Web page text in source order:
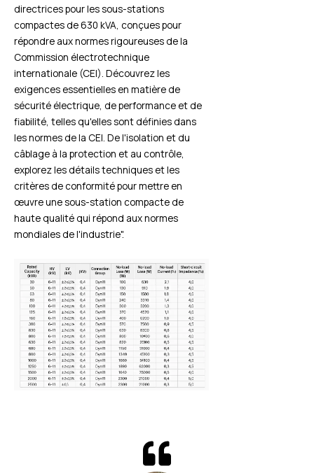
directrices pour les sous-stations
compactes de 630 kVA, conçues pour
répondre aux normes rigoureuses de la
Commission électrotechnique
internationale (CEI). Découvrez les
exigences essentielles en matière de
sécurité électrique, de performance et de
fiabilité, telles qu'elles sont définies dans
les normes de la CEI. De l'isolation et du
câblage à la protection et au contrôle,
explorez les détails techniques et les
critères de conformité pour mettre en
œuvre une sous-station compacte de
haute qualité qui répond aux normes
mondiales de l'industrie".